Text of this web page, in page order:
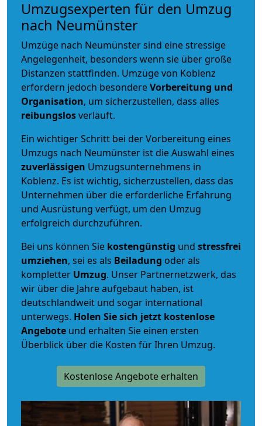
Umzugsexperten für den Umzug
nach Neumünster
Umzüge nach Neumünster sind eine stressige
Angelegenheit, besonders wenn sie über große
Distanzen stattfinden. Umzüge von Koblenz
erfordern jedoch besondereVorbereitung und
Organisation, um sicherzustellen, dass alles
reibungslosverläuft.
Ein wichtiger Schritt bei der Vorbereitung eines
Umzugs nach Neumünster ist die Auswahl eines
zuverlässigen Umzugsunternehmens in
Koblenz. Es ist wichtig, sicherzustellen, dass das
Unternehmen über die erforderliche Erfahrung
und Ausrüstung verfügt, um den Umzug
erfolgreich durchzuführen.
Bei uns können Sie kostengünstig und stressfrei
umziehen, sei es als Beiladung oder als
kompletter Umzug. Unser Partnernetzwerk, das
wir über die Jahre aufgebaut haben, ist
deutschlandweit und sogar international
unterwegs. Holen Sie sich jetzt kostenlose
Angebote und erhalten Sie einen ersten
Überblick über die Kosten für Ihren Umzug.
Kostenlose Angebote erhalten